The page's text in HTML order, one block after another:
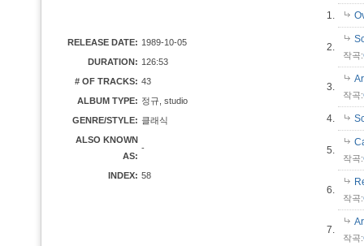
RELEASE DATE: 1989-10-05
DURATION: 126:53
# OF TRACKS: 43
ALBUM TYPE: 정규, studio
GENRE/STYLE: 클래식
ALSO KNOWN
AS:
-
INDEX: 58
1.
2.
작곡:
3.
작곡:
4.
5.
작곡:
6.
작곡:
7.
작곡: